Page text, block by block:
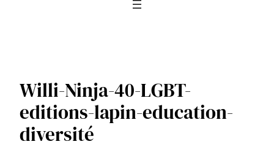
Willi-Ninja-40-LGBT-
editions-lapin-education-
diversité